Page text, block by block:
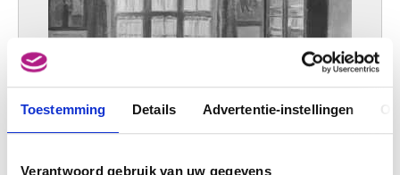
Toestemming Details Advertentie-instellingen
Verantwoord gebruik van uw gegevens